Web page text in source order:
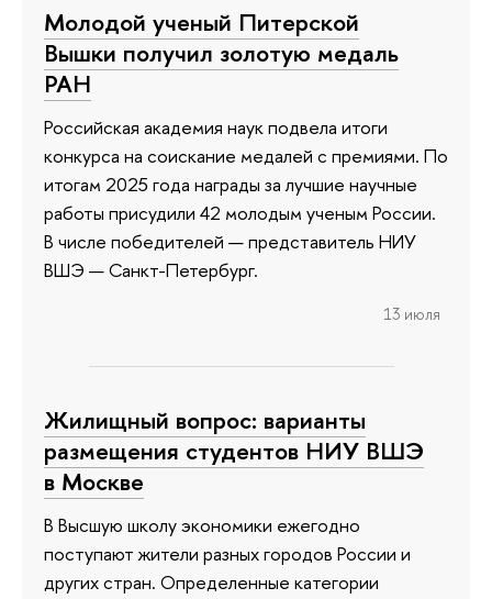
Молодой ученый Питерской
Вышки получил золотую медаль
РАН
Российская академия наук подвела итоги
конкурса на соискание медалей с премиями. По
итогам 2025 года награды за лучшие научные
работы присудили 42 молодым ученым России.
В числе победителей — представитель НИУ
ВШЭ — Санкт-Петербург.
13 июля
Жилищный вопрос: варианты
размещения студентов НИУ ВШЭ
в Москве
В Высшую школу экономики ежегодно
поступают жители разных городов России и
других стран. Определенные категории